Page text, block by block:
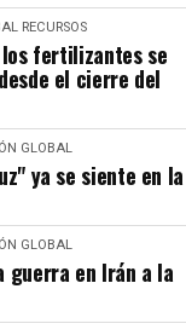
RECURSOS
fertilizantes se
el cierre del
GLOBAL
ya se siente en la
GLOBAL
guerra en Irán a la